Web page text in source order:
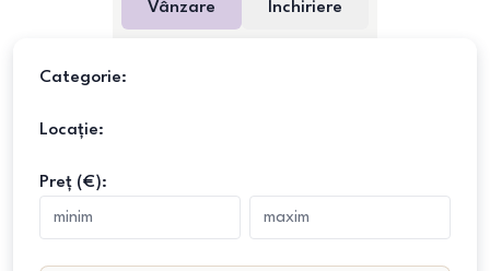
Vânzare Închiriere
Categorie:
Locație:
Preț (€):